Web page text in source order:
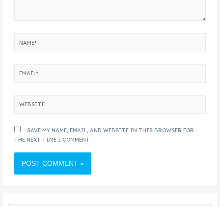
SAVE MY NAME, EMAIL, AND WEBSITE IN THIS BROWSER FOR
THE NEXT TIME I COMMENT.